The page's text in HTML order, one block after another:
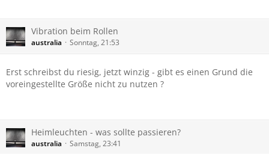
Vibration beim Rollen
australia Sonntag, 21:53
Erst schreibst du riesig, jetzt winzig - gibt es einen Grund die
voreingestellte Größe nicht zu nutzen ?
Heimleuchten - was sollte passieren?
australia Samstag, 23:41